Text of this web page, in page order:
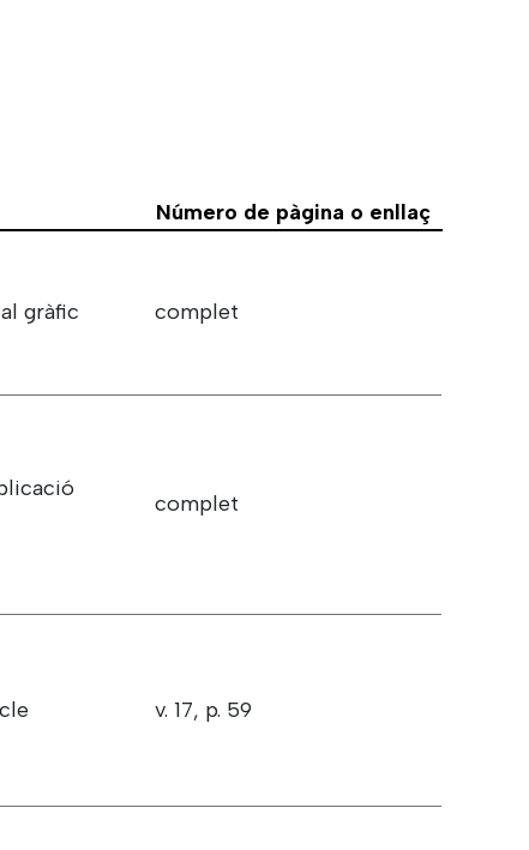
Número de pàgina o enllaç
gràfic complet
complet
v. 17, p. 59